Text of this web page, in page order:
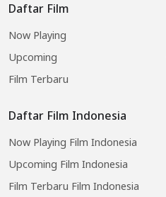
Daftar Film
Now Playing
Upcoming
Film Terbaru
Daftar Film Indonesia
Now Playing Film Indonesia
Upcoming Film Indonesia
Film Terbaru Film Indonesia